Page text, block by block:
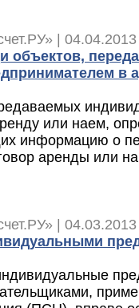
|
объектов,
в
или наем,
информацию о
аренды или
|